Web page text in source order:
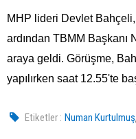
MHP lideri Devlet
ardından TBMM Başkanı
araya geldi. Görüşme,
yapılırken saat 12.55'te
Etiketler : Numan Kurtulmuş